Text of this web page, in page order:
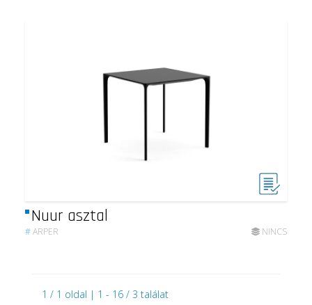
Nuur asztal
#ARPER NINCS
1 / 1 oldal | 1 - 16 / 3 találat